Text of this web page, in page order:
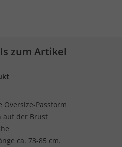
zum Artikel
Oversize-Passform
auf der Brust
ca. 73-85 cm.